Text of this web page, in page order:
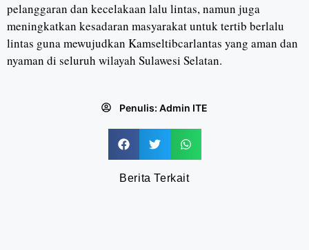
pelanggaran dan kecelakaan lalu lintas, namun juga
meningkatkan kesadaran masyarakat untuk tertib berlalu
lintas guna mewujudkan Kamseltibcarlantas yang aman dan
nyaman di seluruh wilayah Sulawesi Selatan.
Penulis: Admin ITE
Berita Terkait